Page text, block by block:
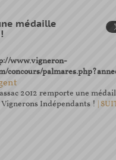
médaille
www.vigneron-
concours/
2012 remporte une
Vignerons Indépendants ! |